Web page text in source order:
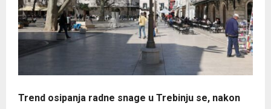
Trend osipanja radne snage u Trebinju se, nakon